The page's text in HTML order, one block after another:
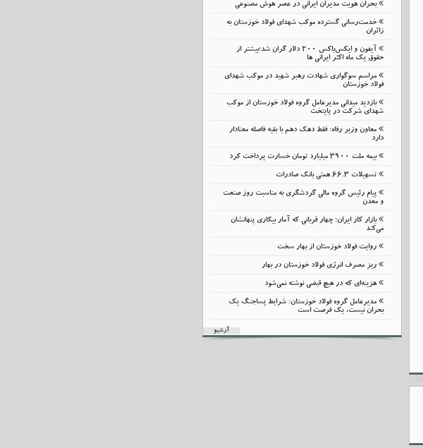
بحران هویت مدیران ایرانی در عصر هوش مصنوعی
خدمت‌رسانی گسترده موکب شهدای فولاد خوزستان به
زائران
آیفون و ایکس‌باکس ۲۰۰ دلار گران شد؛بیشتر از
حقوق یک ماه اکثر ایرانی ها
مراسم سوگواری شهادت رهبر شهید در موکب شهدای
فولاد خوزستان
بازدید میدانی مدیرعامل گروه فولاد خوزستان از موکب
شهدای شرکت در پایتخت
معاون وزیر رفاه: فقط دهک دهم با بقیه فاصله معنادار
دارد
بیمه ملت 3900 میلیارد تومان خسارت پرداخت کرد
تسهیلات 66.3 همتی بانک صادرات
پیام رئیس گروه مالی گردشگری به مناسبت روز صنعت
و معدن
بازار کار ایران؛ چهار قربانی که آمار بیکاری پنهانشان
می‌کند
روایت فولاد خوزستان از بهار سخت
ریز مصرف انرژی فولاد خوزستان در بهار
هزینه‌ای که در هیچ قبضی نوشته نمی‌شود
مدیرعامل گروه فولاد خوزستان: شرایط پساجنگ یک
بحران نیست، یک فرصت است
آرشیو